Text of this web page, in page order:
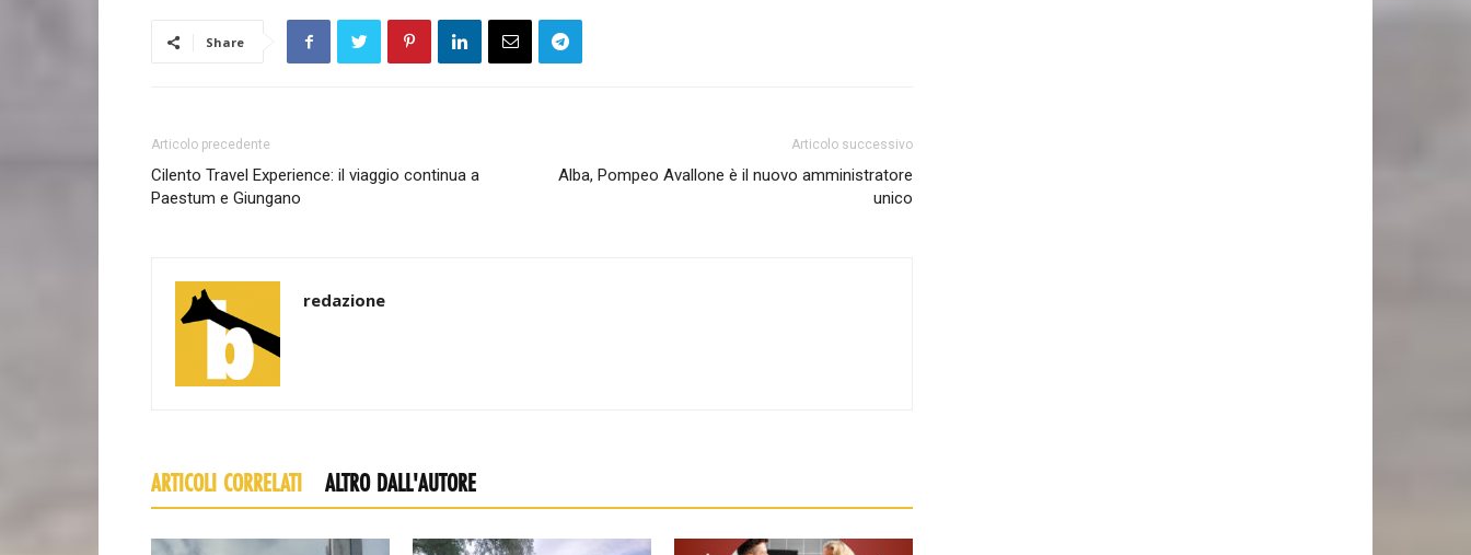
Share
Articolo precedente
Cilento Travel Experience: il viaggio continua a
Paestum e Giungano
Articolo successivo
Alba, Pompeo Avallone è il nuovo amministratore
unico
redazione
ARTICOLI CORRELATI ALTRO DALL'AUTORE